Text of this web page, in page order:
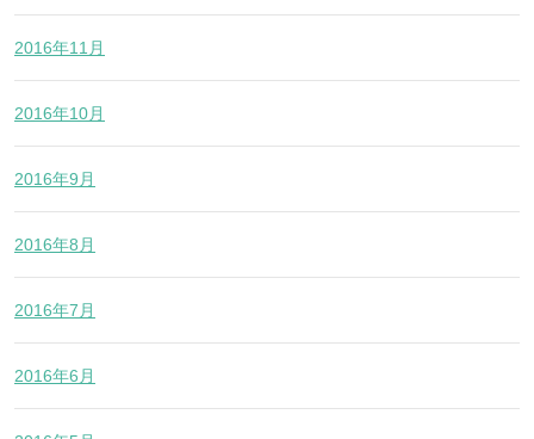
2016年11月
2016年10月
2016年9月
2016年8月
2016年7月
2016年6月